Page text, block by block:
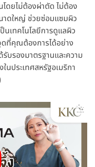
ดยไม่ต้องผ่าตัด ไม่ต้อง
ดใหญ่ ช่วยซ่อมแซมผิว
นเทคโนโลยีการดูแลผิว
ดที่คุณต้องการได้อย่าง
บรองมาตรฐานและความ
นประเทศสหรัฐอเมริกา